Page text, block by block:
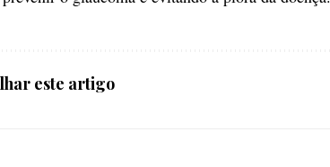
este artigo